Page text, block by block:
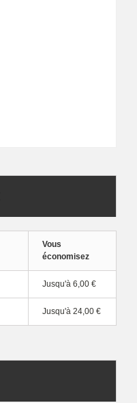
Vous
économisez
Jusqu'à 6,00 €
Jusqu'à 24,00 €